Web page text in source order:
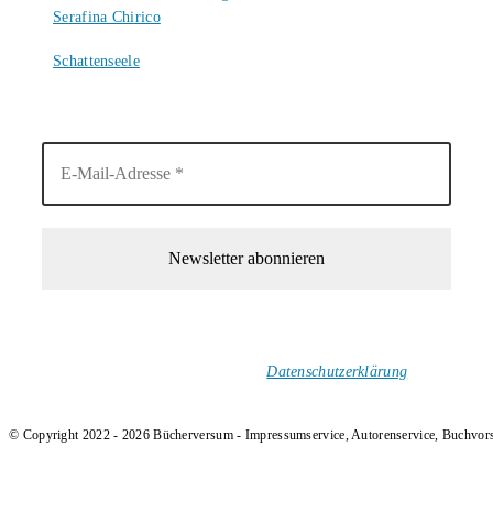
Serafina Chirico
Schattenseele
Datenschutzerklärung
© Copyright 2022 - 2026 Bücherversum - Impressumservice, Autorenservice,